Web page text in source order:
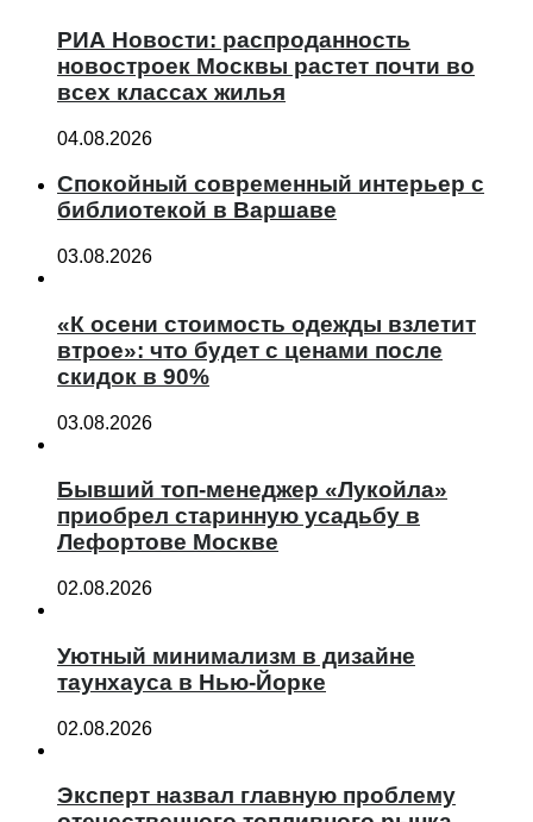
РИА Новости: распроданность
новостроек Москвы растет почти во
всех классах жилья
04.08.2026
Спокойный современный интерьер с
библиотекой в Варшаве
03.08.2026
«К осени стоимость одежды взлетит
втрое»: что будет с ценами после
скидок в 90%
03.08.2026
Бывший топ-менеджер «Лукойла»
приобрел старинную усадьбу в
Лефортове Москве
02.08.2026
Уютный минимализм в дизайне
таунхауса в Нью-Йорке
02.08.2026
Эксперт назвал главную проблему